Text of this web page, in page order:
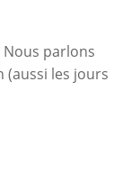
parlons
(aussi les jours